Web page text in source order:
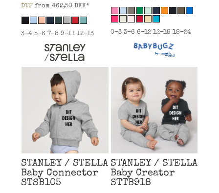
DTF from 462,50 DKK*
3-4 5-6 7-8 9-11 12-13 0-3 3-6 6-12 12-18 18-24
STANLEY / STELLA
Baby Connector
STSB105
STANLEY / STELLA
Baby Creator
STTB918